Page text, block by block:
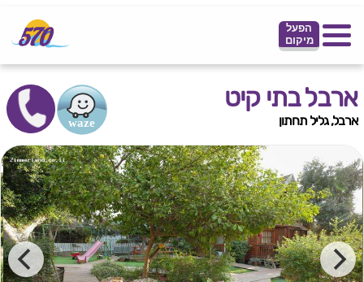
הפעל
מיקום
ארבל בתי קיט
ארבל, גליל תחתון